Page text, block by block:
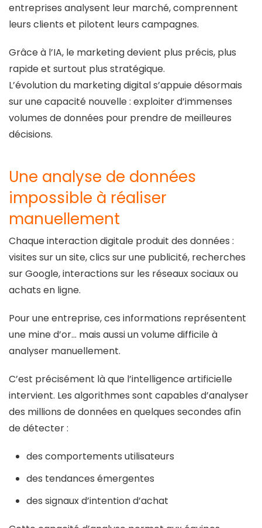
entreprises analysent leur marché, comprennent
leurs clients et pilotent leurs campagnes.
Grâce à l’IA, le marketing devient plus précis, plus
rapide et surtout plus stratégique.
L’évolution du marketing digital s’appuie désormais
sur une capacité nouvelle : exploiter d’immenses
volumes de données pour prendre de meilleures
décisions.
Une analyse de données
impossible à réaliser
manuellement
Chaque interaction digitale produit des données :
visites sur un site, clics sur une publicité, recherches
sur Google, interactions sur les réseaux sociaux ou
achats en ligne.
Pour une entreprise, ces informations représentent
une mine d’or… mais aussi un volume difficile à
analyser manuellement.
C’est précisément là que l’intelligence artificielle
intervient. Les algorithmes sont capables d’analyser
des millions de données en quelques secondes afin
de détecter :
des comportements utilisateurs
des tendances émergentes
des signaux d’intention d’achat